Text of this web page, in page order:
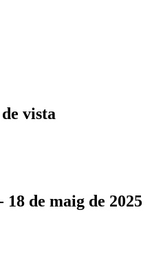
vista
18 de maig de 2025